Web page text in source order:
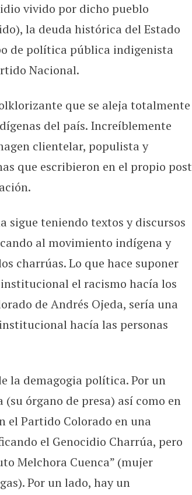
vivido por dicho pueblo
la deuda histórica del Estado
de política pública indigenista
Nacional.
que se aleja totalmente
del país. Increíblemente
clientelar, populista y
que escribieron en el propio post
sigue teniendo textos y discursos
al movimiento indígena y
charrúas. Lo que hace suponer
el racismo hacía los
de Andrés Ojeda, sería una
hacía las personas
la demagogia política. Por un
órgano de presa) así como en
el Partido Colorado en una
el Genocidio Charrúa, pero
Melchora Cuenca” (mujer
Por un lado, hay un